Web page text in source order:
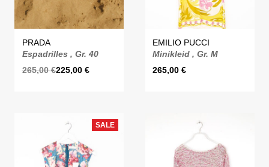
PRADA
Espadrilles , Gr. 40
265,00€225,00 €
EMILIO PUCCI
Minikleid , Gr. M
265,00€
SALE